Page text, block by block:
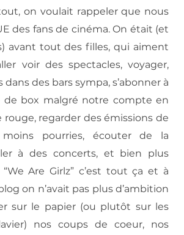
on voulait rappeler que nous
des fans de cinéma. On était (et
avant tout des filles, qui aiment
voir des spectacles, voyager,
des bars sympa, s’abonner à
de box malgré notre compte en
rouge, regarder des émissions de
pourries, écouter de la
à des concerts, et bien plus
Are Girlz” c’est tout ça et à
on n’avait pas plus d’ambition
sur le papier (ou plutôt sur les
nos coups de coeur, nos